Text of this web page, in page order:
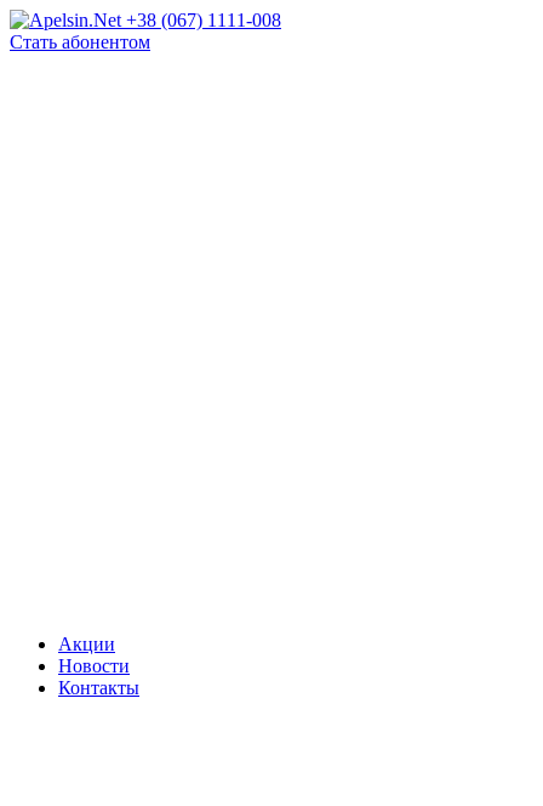
+38 (067) 1111-008
Стать абонентом
Акции
Новости
Контакты